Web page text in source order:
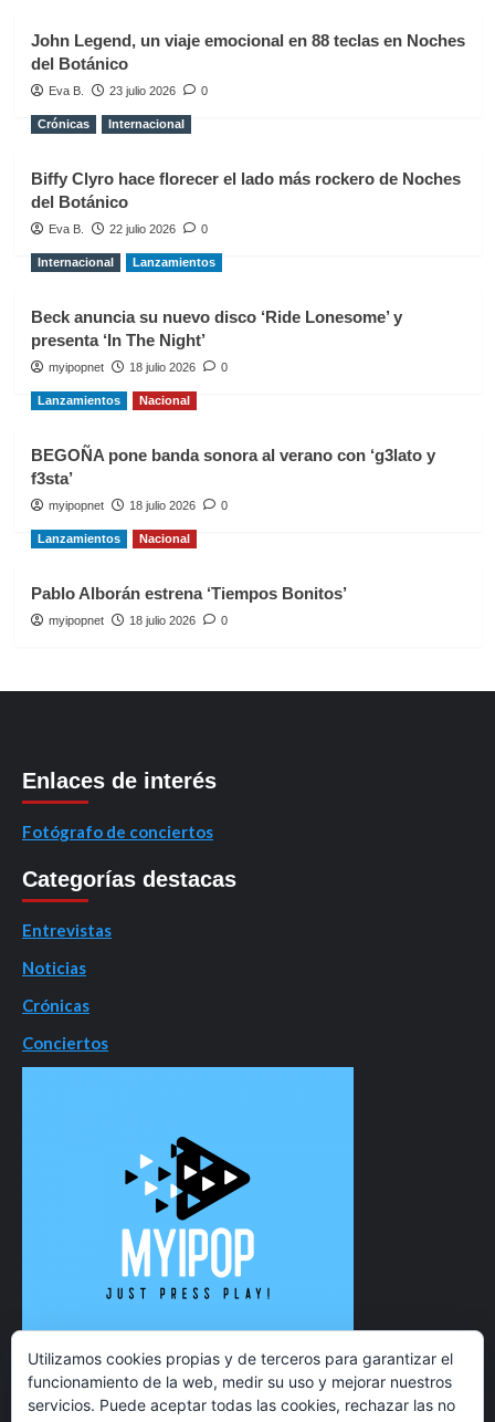
John Legend, un viaje emocional en 88 teclas en Noches
del Botánico
Eva B. 23 julio 2026 0
Crónicas Internacional
Biffy Clyro hace florecer el lado más rockero de Noches
del Botánico
Eva B. 22 julio 2026 0
Internacional Lanzamientos
Beck anuncia su nuevo disco ‘Ride Lonesome’ y
presenta ‘In The Night’
myipopnet 18 julio 2026 0
Lanzamientos Nacional
BEGOÑA pone banda sonora al verano con ‘g3lato y
f3sta’
myipopnet 18 julio 2026 0
Lanzamientos Nacional
Pablo Alborán estrena ‘Tiempos Bonitos’
myipopnet 18 julio 2026 0
Enlaces de interés
Fotógrafo de conciertos
Categorías destacas
Entrevistas
Noticias
Crónicas
Conciertos
Utilizamos cookies propias y de terceros para garantizar el
funcionamiento de la web, medir su uso y mejorar nuestros
servicios. Puede aceptar todas las cookies, rechazar las no